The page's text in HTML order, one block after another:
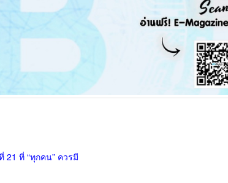
21 ที่ “ทุกคน” ควรมี